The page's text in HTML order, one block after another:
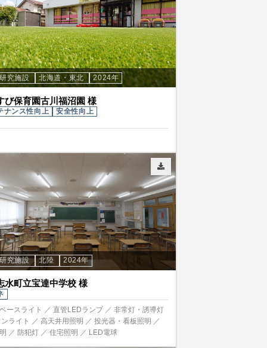
究施設 北海道・東北 2024年
び保育園古川福沼園 様
ナンス性向上 安全性向上
究施設 北陸 2024年
水町立宝達中学校 様
ースライト ／ 直管LEDランプ ／ 非常灯・誘導灯
ライト ／ 高天井用照明 ／ 投光器・看板照明 ／
／ 防犯灯 ／ 住宅照明 ／ LED電球